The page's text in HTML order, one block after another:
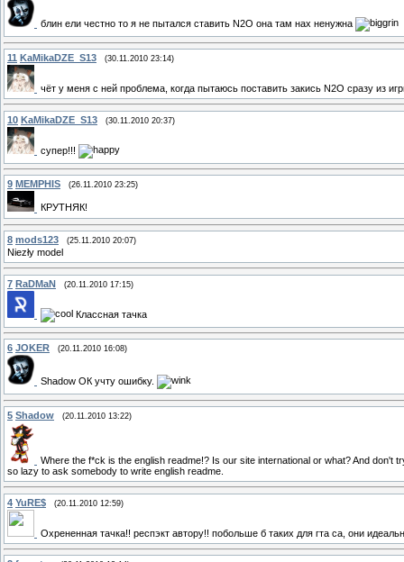
блин ели честно то я не пытался ставить N2O она там нах ненужна
11 KaMikaDZE_S13 (30.11.2010 23:14)
чёт у меня с ней проблема, когда пытаюсь поставить закись N2O сразу из
10 KaMikaDZE_S13 (30.11.2010 20:37)
супер!!!
9 MEMPHIS (26.11.2010 23:25)
КРУТНЯК!
8 mods123 (25.11.2010 20:07)
Niezły model
7 RaDMaN (20.11.2010 17:15)
Классная тачка
6 JOKER (20.11.2010 16:08)
Shadow ОК учту ошибку.
5 Shadow (20.11.2010 13:22)
Where the f*ck is the english readme!? Is our site international or what? And
so lazy to ask somebody to write english readme.
4 YuRE$ (20.11.2010 12:59)
Охрененная тачка!! респэкт автору!! побольше б таких для гта са, они